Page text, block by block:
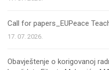
Call for papers_EUPeace
17. 07. 2026.
Obavještenje o korigovanoj